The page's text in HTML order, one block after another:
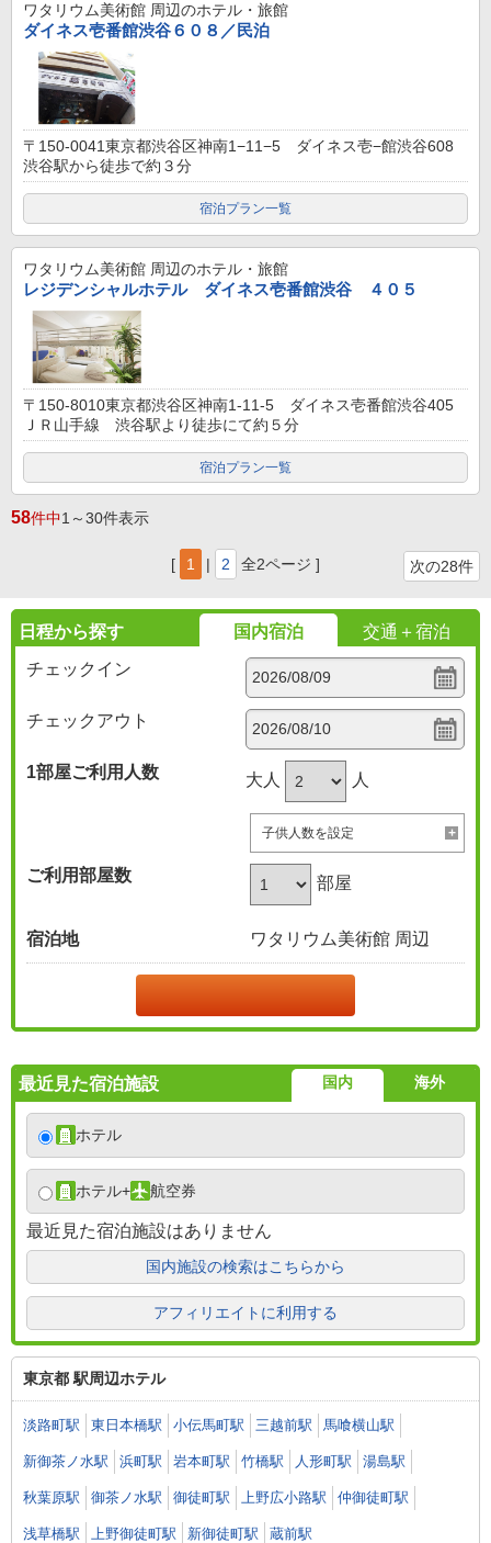
ワタリウム美術館 周辺のホテル・旅館
ダイネス壱番館渋谷６０８／民泊
〒150-0041東京都渋谷区神南1−11−5 ダイネス壱−館渋谷608
渋谷駅から徒歩で約３分
宿泊プラン一覧
ワタリウム美術館 周辺のホテル・旅館
レジデンシャルホテル ダイネス壱番館渋谷 ４０５
〒150-8010東京都渋谷区神南1-11-5 ダイネス壱番館渋谷405
ＪＲ山手線 渋谷駅より徒歩にて約５分
宿泊プラン一覧
58件中1～30件表示
[ 1 | 2 全2ページ ] 次の28件
日程から探す 国内宿泊
交通＋宿泊
チェックイン
チェックアウト
1部屋ご利用人数 大人 人
子供人数を設定
ご利用部屋数 部屋
宿泊地 ワタリウム美術館 周辺
最近見た宿泊施設 国内 海外
ホテル
ホテル+ 航空券
最近見た宿泊施設はありません
国内施設の検索はこちらから
アフィリエイトに利用する
東京都 駅周辺ホテル
淡路町駅 東日本橋駅 小伝馬町駅 三越前駅 馬喰横山駅
新御茶ノ水駅 浜町駅 岩本町駅 竹橋駅 人形町駅 湯島駅
秋葉原駅 御茶ノ水駅 御徒町駅 上野広小路駅 仲御徒町駅
浅草橋駅 上野御徒町駅 新御徒町駅 蔵前駅